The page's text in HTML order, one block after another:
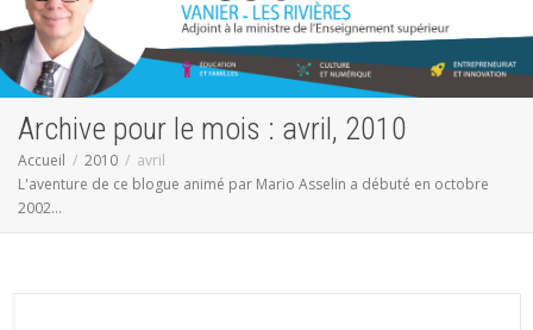
Archive pour le mois : avril, 2010
Accueil 2010
avril
L'aventure de ce blogue animé par Mario Asselin a débuté en octobre
2002...